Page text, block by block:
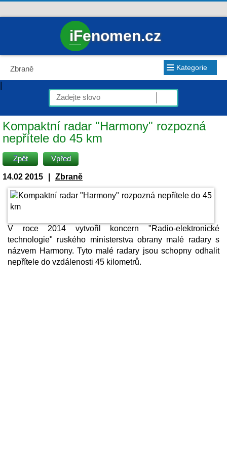
iFenomen.cz
Zbraně ≡ Kategorie
|
Kompaktní radar "Harmony" rozpozná
nepřítele do 45 km
Zpět Vpřed
14.02 2015 Zbraně
V roce 2014 vytvořil koncern "Radio-elektronické
technologie" ruského ministerstva obrany malé radary s
názvem Harmony. Tyto malé radary jsou schopny odhalit
nepřítele do vzdálenosti 45 kilometrů.